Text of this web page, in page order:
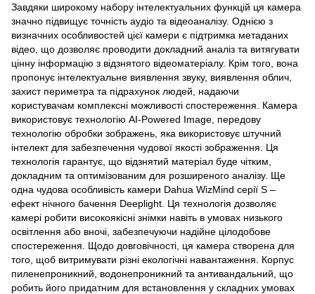
Завдяки широкому набору інтелектуальних функцій ця камера
значно підвищує точність аудіо та відеоаналізу. Однією з
визначних особливостей цієї камери є підтримка метаданих
відео, що дозволяє проводити докладний аналіз та витягувати
цінну інформацію з відзнятого відеоматеріалу. Крім того, вона
пропонує інтелектуальне виявлення звуку, виявлення облич,
захист периметра та підрахунок людей, надаючи
користувачам комплексні можливості спостереження. Камера
використовує технологію AI-Powered Image, передову
технологію обробки зображень, яка використовує штучний
інтелект для забезпечення чудової якості зображення. Ця
технологія гарантує, що відзнятий матеріал буде чітким,
докладним та оптимізованим для розширеного аналізу. Ще
одна чудова особливість камери Dahua WizMind серії S –
ефект нічного бачення Deeplight. Ця технологія дозволяє
камері робити високоякісні знімки навіть в умовах низького
освітлення або вночі, забезпечуючи надійне цілодобове
спостереження. Щодо довговічності, ця камера створена для
того, щоб витримувати різні екологічні навантаження. Корпус
пиленепроникний, водонепроникний та антивандальний, що
робить його придатним для встановлення у складних умовах